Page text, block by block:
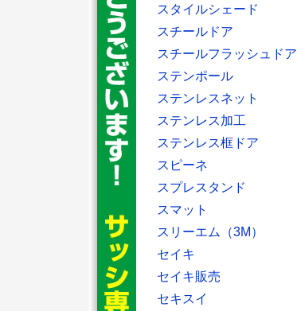
スタイルシェード
スチールドア
スチールフラッシュドア
ステンポール
ステンレスネット
ステンレス加工
ステンレス框ドア
スピーネ
スプレスタンド
スマット
スリーエム（3M）
セイキ
セイキ販売
セキスイ